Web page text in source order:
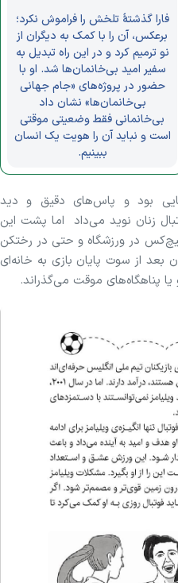
فارا گذشتهٔ تلخش را فراموش نکرد؛
برعکس، آن را با کمک به دیگران از
نو ترمیم کرد و در این راه تبدیل به
سفیر امید بی‌خانمان‌ها شد. او با
حضور در پروژه‌های «جام جهانی
بی‌خانمان‌ها» نشان داد
بی‌خانمانی فقط وضعیتی موقتی
است و نباید آن را هویت یک انسان
ببینیم.
بود و پاس‌های دقیق و دید
زنان نوید می‌داد اما پشت این
در ورزشگاه و حتی در رختکن
بعد از سوت پایان بازی به خانه‌ای
پناهگاه‌های موقت می‌گذراند.